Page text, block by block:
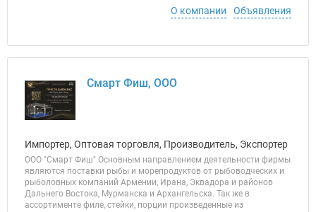
О компании
Объявления
Смарт Фиш, ООО
Импортер, Оптовая торговля, Производитель, Экспортер
ООО "Смарт Фиш" Основным направлением деятельности фирмы
являются поставки рыбы и морепродуктов от рыбоводческих и
рыболовных компаний Армении, Ирана, Эквадора и районов
Дальнего Востока, Мурманска и Архангельска. Так же в
ассортименте филе, стейки, порции произведенные из